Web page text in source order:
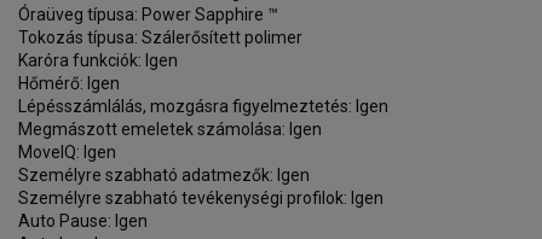
Óraüveg típusa: Power Sapphire ™
Tokozás típusa: Szálerősített polimer
Karóra funkciók: Igen
Hőmérő: Igen
Lépésszámlálás, mozgásra figyelmeztetés: Igen
Megmászott emeletek számolása: Igen
MoveIQ: Igen
Személyre szabható adatmezők: Igen
Személyre szabható tevékenységi profilok: Igen
Auto Pause: Igen